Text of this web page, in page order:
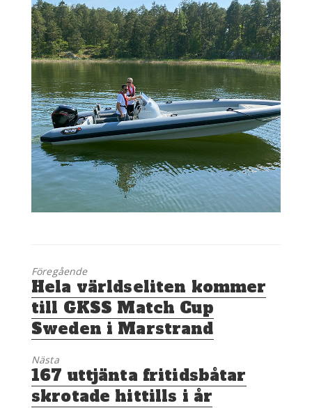
Föregående
Föregående
inlägg:
Hela världseliten kommer
till GKSS Match Cup
Sweden i Marstrand
Nästa
Nästa
inlägg:
167 uttjänta fritidsbåtar
skrotade hittills i år